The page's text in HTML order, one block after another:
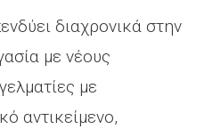
διαχρονικά στην
με νέους
με
αντικείμενο,